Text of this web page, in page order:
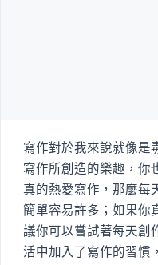
寫作對於我來說就像是
寫作所創造的樂趣，你
真的熱愛寫作，那麼每
簡單容易許多；如果你
議你可以嘗試著每天創
活中加入了寫作的習慣